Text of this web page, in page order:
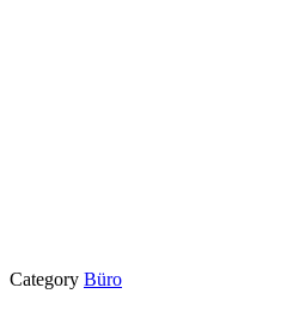
Category Büro